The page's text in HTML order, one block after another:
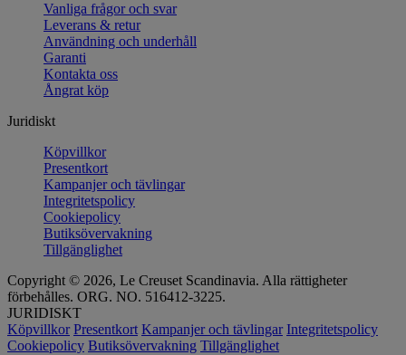
Vanliga frågor och svar
Leverans & retur
Användning och underhåll
Garanti
Kontakta oss
Ångrat köp
Juridiskt
Köpvillkor
Presentkort
Kampanjer och tävlingar
Integritetspolicy
Cookiepolicy
Butiksövervakning
Tillgänglighet
Copyright © 2026, Le Creuset Scandinavia. Alla rättigheter
förbehålles. ORG. NO. 516412-3225.
JURIDISKT
Köpvillkor Presentkort Kampanjer och tävlingar Integritetspolicy
Cookiepolicy Butiksövervakning Tillgänglighet